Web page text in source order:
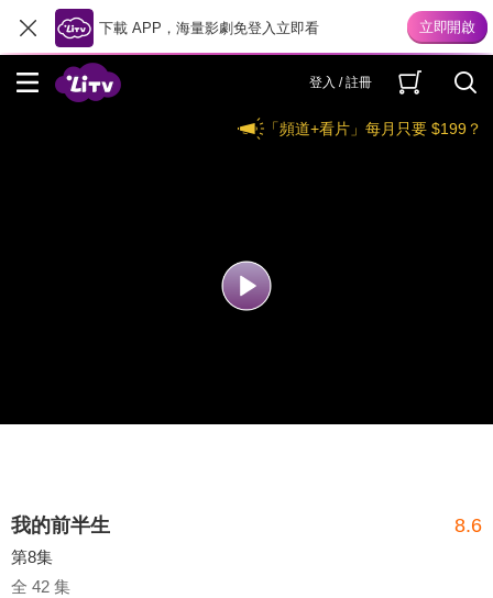
下載 APP，海量影劇免登入立即看
登入 / 註冊
「頻道+看片」每月只要 $199？
我的前半生 8.6
第8集
全 42 集